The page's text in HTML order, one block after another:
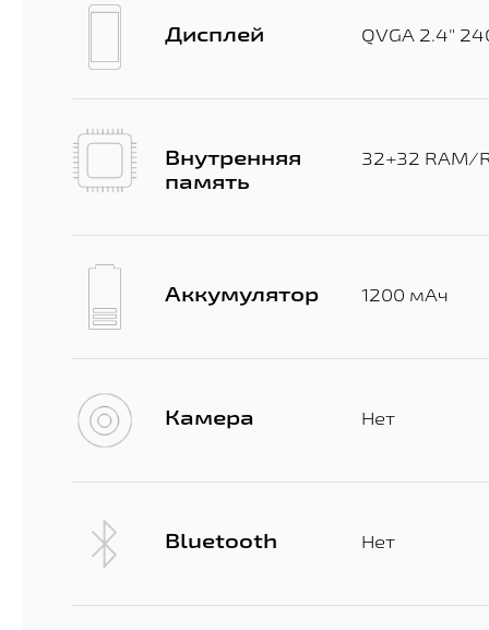
Дисплей QVGA 2.4"
Внутренняя
память
32+32 RAM/
Аккумулятор 1200 мАч
Камера Нет
Bluetooth Нет